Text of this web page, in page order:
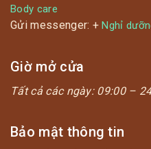
Body care
Gửi messenger: +Nghỉ
Giờ mở cửa
Tất cả các ngày: 09:00 –
Bảo mật thông tin